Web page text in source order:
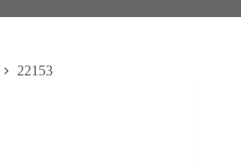
22153